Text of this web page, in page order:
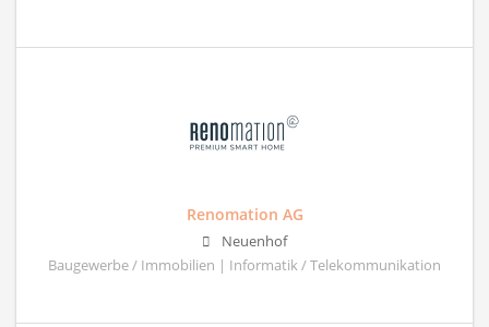
Renomation AG
Neuenhof
Baugewerbe / Immobilien | Informatik / Telekommunikation